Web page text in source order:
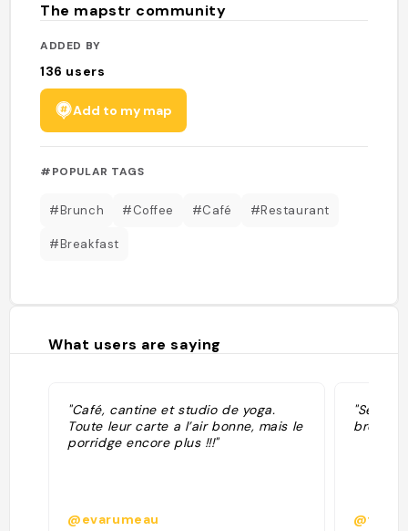
The mapstr community
ADDED BY
136 users
Add to my map
#POPULAR TAGS
#Brunch #Coffee #Café #Restaurant
#Breakfast
What users are saying
"Café, cantine et studio de yoga.
Toute leur carte a l’air bonne, mais le
porridge encore plus !!!"
@evarumeau
bread "